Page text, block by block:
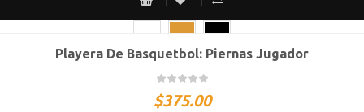
CH M G XG XXG
Playera De Basquetbol: Piernas Jugador
$375.00